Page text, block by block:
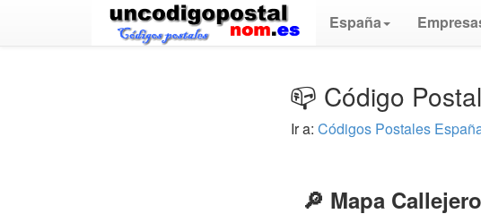
España
📪 Código
Ir a: Códigos Postales
🔎 Mapa